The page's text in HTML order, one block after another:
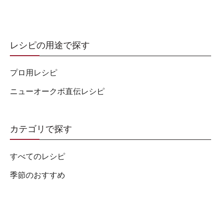
レシピの用途で探す
プロ用レシピ
ニューオークボ直伝レシピ
カテゴリで探す
すべてのレシピ
季節のおすすめ